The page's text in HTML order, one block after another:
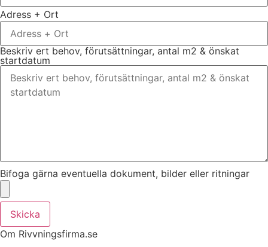
Adress + Ort
Beskriv ert behov, förutsättningar, antal m2 & önskat
startdatum
Bifoga gärna eventuella dokument, bilder eller ritningar
Skicka
Om Rivvningsfirma.se